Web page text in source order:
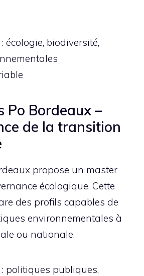
écologie, biodiversité,
Po Bordeaux –
de la transition
propose un master
écologique. Cette
des profils capables de
environnementales à
ou nationale.
politiques publiques,